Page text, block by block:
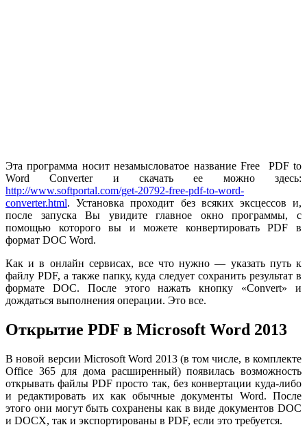
Эта программа носит незамысловатое название Free PDF to
Word Converter и скачать ее можно здесь:
http://www.softportal.com/get-20792-free-pdf-to-word-
converter.html. Установка проходит без всяких эксцессов и,
после запуска Вы увидите главное окно программы, с
помощью которого вы и можете конвертировать PDF в
формат DOC Word.
Как и в онлайн сервисах, все что нужно — указать путь к
файлу PDF, а также папку, куда следует сохранить результат в
формате DOC. После этого нажать кнопку «Convert» и
дождаться выполнения операции. Это все.
Открытие PDF в Microsoft Word 2013
В новой версии Microsoft Word 2013 (в том числе, в комплекте
Office 365 для дома расширенный) появилась возможность
открывать файлы PDF просто так, без конвертации куда-либо
и редактировать их как обычные документы Word. После
этого они могут быть сохранены как в виде документов DOC
и DOCX, так и экспортированы в PDF, если это требуется.